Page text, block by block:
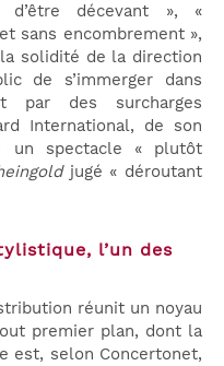
décevant », «
sans encombrement »,
solidité de la direction
de s’immerger dans
par des surcharges
International, de son
un spectacle « plutôt
jugé « déroutant
l’un des
réunit un noyau
premier plan, dont la
est, selon Concertonet,